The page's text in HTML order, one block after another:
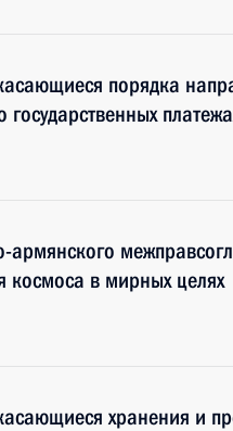
порядка
армянского
космоса в мирных целях
хранения и